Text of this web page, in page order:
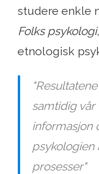
studere enkle
Folks psykologi
etnologisk
samtidig vår
informasjon
psykologien
prosesser"